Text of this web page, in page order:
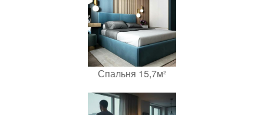
Спальня 15,7м²